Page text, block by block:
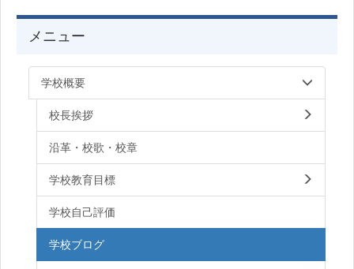
メニュー
学校概要
校長挨拶
沿革・校歌・校章
学校教育目標
学校自己評価
学校ブログ